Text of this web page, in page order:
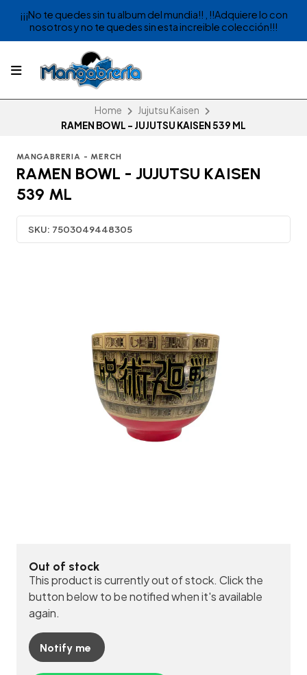
¡¡¡No te quedes sin tu album del mundia!! , !!Adquiere lo con
nosotros y no te quedes sin esta increible colección!!!
Home
Jujutsu Kaisen
RAMEN BOWL - JUJUTSU KAISEN 539 ML
MANGABRERIA - MERCH
RAMEN BOWL - JUJUTSU KAISEN
539 ML
SKU: 7503049448305
Out of stock
This product is currently out of stock. Click the
button below to be notified when it's available
again.
Notify me